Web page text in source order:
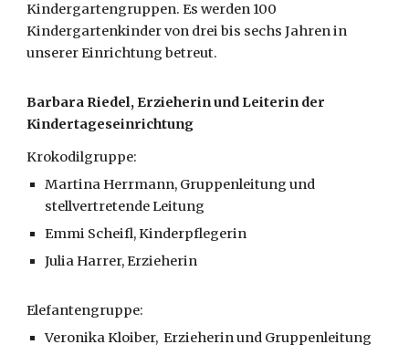
Kindergartengruppen. Es werden 100
Kindergartenkinder von drei bis sechs Jahren in
unserer Einrichtung betreut.
Barbara Riedel, Erzieherin und Leiterin der
Kindertageseinrichtung
Krokodilgruppe:
Martina Herrmann, Gruppenleitung und
stellvertretende Leitung
Emmi Scheifl, Kinderpflegerin
Julia Harrer, Erzieherin
Elefantengruppe:
Veronika Kloiber, Erzieherin und Gruppenleitung